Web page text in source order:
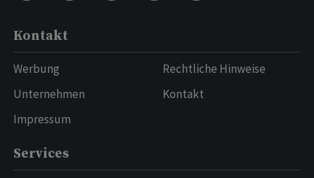
Kontakt
Werbung
Unternehmen
Impressum
Rechtliche Hinweise
Kontakt
Services